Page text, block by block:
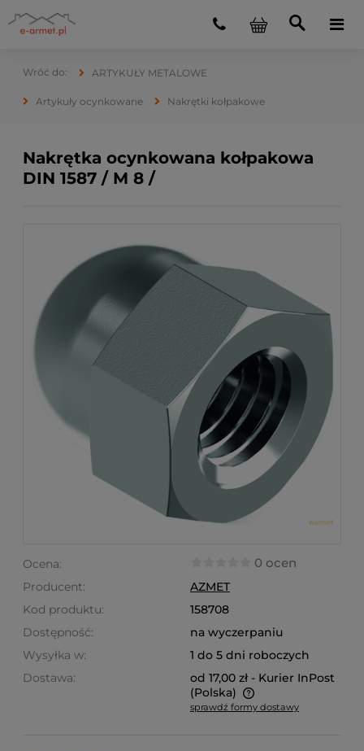
ARTYKUŁY METALOWE
Artykuły ocynkowane Nakrętki kołpakowe
Nakrętka ocynkowana kołpakowa
DIN 1587 / M 8 /
Ocena: 0 ocen
Producent:
AZMET
Kod produktu:
158708
Dostępność:
na wyczerpaniu
Wysyłka w:
1 do 5 dni roboczych
Dostawa:
od 17,00 zł - Kurier InPost
(Polska)
Cena nie zawiera ewentualnych kosztów płatności
sprawdź formy dostawy